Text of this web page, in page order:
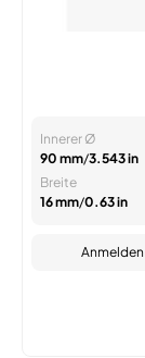
Innerer Ø
90 mm/3.543 in
Breite
16 mm/0.63 in
Anmelden